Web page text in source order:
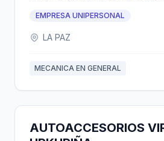
EMPRESA UNIPERSONAL
LA PAZ
MECANICA EN GENERAL
AUTOACCESORIOS